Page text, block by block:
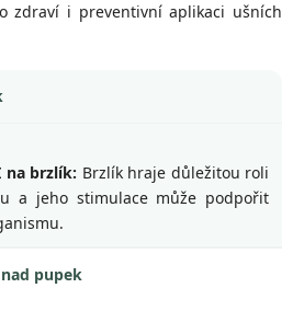
zdraví i preventivní aplikaci ušních
na brzlík: Brzlík hraje důležitou roli
a jeho stimulace může podpořit
pupek